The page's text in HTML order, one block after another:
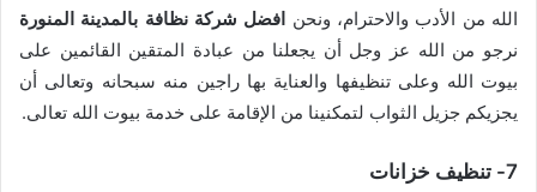
الله من الأدب والاحترام، ونحن افضل شركة نظافة بالمدينة المنورة
نرجو من الله عز وجل أن يجعلنا من عبادة المتقين القائمين على
بيوت الله وعلى تنظيفها والعناية بها راجين منه سبحانه وتعالى أن
يجزيكم جزيل الثواب لتمكنينا من الإقامة على خدمة بيوت الله تعالى.
7- تنظيف خزانات